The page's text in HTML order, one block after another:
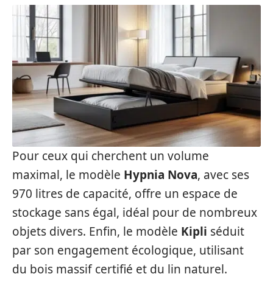
Pour ceux qui cherchent un volume
maximal, le modèle Hypnia Nova, avec ses
970 litres de capacité, offre un espace de
stockage sans égal, idéal pour de nombreux
objets divers. Enfin, le modèle Kipli séduit
par son engagement écologique, utilisant
du bois massif certifié et du lin naturel.